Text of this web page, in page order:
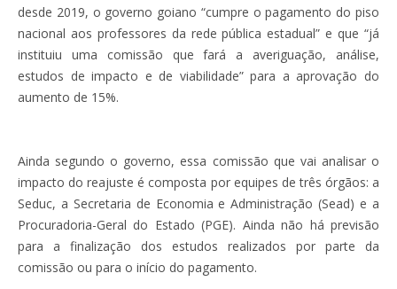
desde 2019, o governo goiano “cumpre o pagamento do piso
nacional aos professores da rede pública estadual” e que “já
instituiu uma comissão que fará a averiguação, análise,
estudos de impacto e de viabilidade” para a aprovação do
aumento de 15%.
Ainda segundo o governo, essa comissão que vai analisar o
impacto do reajuste é composta por equipes de três órgãos: a
Seduc, a Secretaria de Economia e Administração (Sead) e a
Procuradoria-Geral do Estado (PGE). Ainda não há previsão
para a finalização dos estudos realizados por parte da
comissão ou para o início do pagamento.